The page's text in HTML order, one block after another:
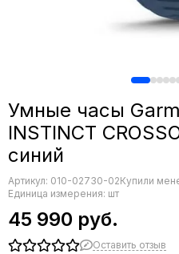
Умные часы
INSTINCT
синий
Артикул: 010-02730-02Купили
Единица измерения: шт
45 990 руб.
Оставить отзыв